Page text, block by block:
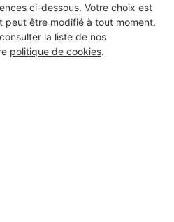
ci-dessous. Votre choix est
peut être modifié à tout moment.
la liste de nos
politique de cookies.